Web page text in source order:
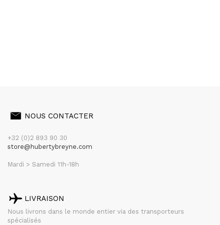
NOUS CONTACTER
+32 (0)2 893 90 30
store@hubertybreyne.com
Mardi > Samedi 11h-18h
LIVRAISON
Nous livrons dans le monde entier via des transporteurs
spécialisés